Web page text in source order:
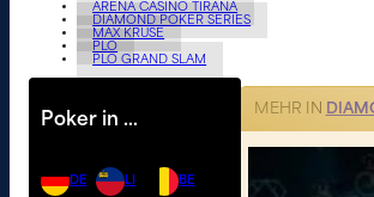
ARENA CASINO TIRANA
DIAMOND POKER SERIES
MAX KRUSE
PLO
PLO GRAND SLAM
Poker in …
DE LI BE
MEHR IN